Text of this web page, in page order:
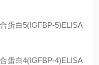
蛋白5(IGFBP-5)ELISA
蛋白4(IGFBP-4)ELISA